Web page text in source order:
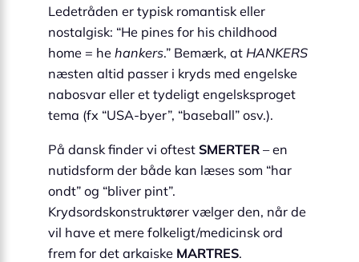
Ledetråden er typisk romantisk eller
nostalgisk: “He pines for his childhood
home = he hankers.” Bemærk, at HANKERS
næsten altid passer i kryds med engelske
nabosvar eller et tydeligt engelsksproget
tema (fx “USA-byer”, “baseball” osv.).
På dansk finder vi oftest SMERTER – en
nutidsform der både kan læses som “har
ondt” og “bliver pint”.
Krydsordskonstruktører vælger den, når de
vil have et mere folkeligt/medicinsk ord
frem for det arkaiske MARTRES.